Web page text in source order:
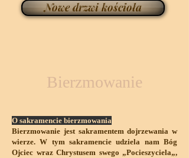
Nowe drzwi kościoła
Bierzmowanie
O sakramencie bierzmowania
Bierzmowanie jest sakramentem dojrzewania w
wierze. W tym sakramencie udziela nam Bóg
Ojciec wraz Chrystusem swego „Pocieszyciela„,